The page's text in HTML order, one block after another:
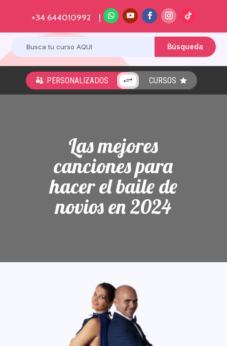
+34 644010992 |
 PERSONALIZADOS + CURSOS 
Las mejores
canciones para
hacer el baile de
novios en 2024